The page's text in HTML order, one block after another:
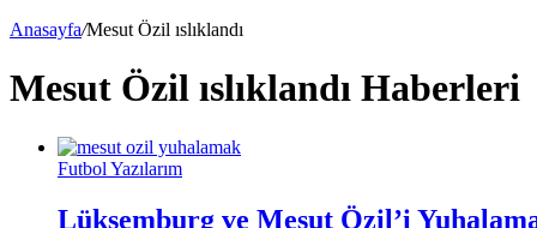
Anasayfa/Mesut Özil ıslıklandı
Mesut Özil ıslıklandı Haberleri
Futbol Yazılarım
Lüksemburg ve Mesut Özil’i